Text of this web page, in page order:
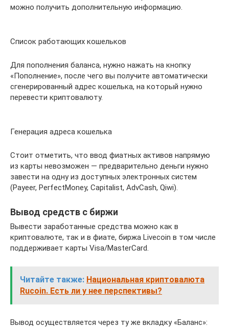
можно получить дополнительную информацию.
Список работающих кошельков
Для пополнения баланса, нужно нажать на кнопку
«Пополнение», после чего вы получите автоматически
сгенерированный адрес кошелька, на который нужно
перевести криптовалюту.
Генерация адреса кошелька
Стоит отметить, что ввод фиатных активов напрямую
из карты невозможен — предварительно деньги нужно
завести на одну из доступных электронных систем
(Payeer, PerfectMoney, Capitalist, AdvCash, Qiwi).
Вывод средств с биржи
Вывести заработанные средства можно как в
криптовалюте, так и в фиате, биржа Livecoin в том числе
поддерживает карты Visa/MasterCard.
Читайте также: Национальная криптовалюта
Rucoin. Есть ли у нее перспективы?
Вывод осуществляется через ту же вкладку «Баланс»: